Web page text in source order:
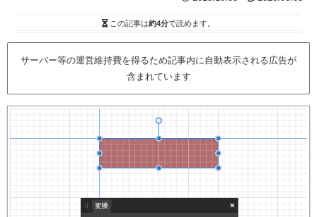
この記事は約4分で読めます。
サーバー等の運営維持費を得るため記事内に自動表示される広告が
含まれています